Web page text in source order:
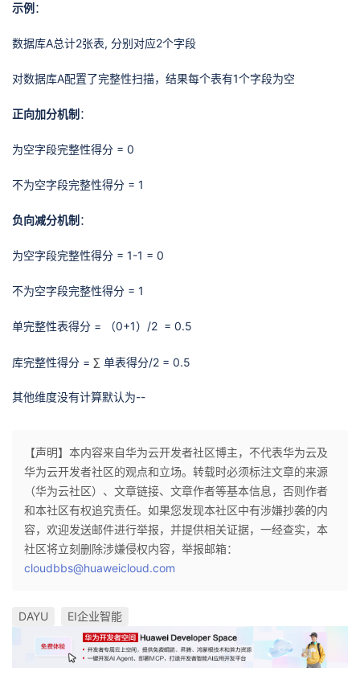
示例 ：
数据库A总计2张表, 分别对应2个字段
对数据库A配置了完整性扫描，结果每个表有1个字段为空
正向加分机制 ：
为空字段完整性得分 = 0
不为空字段完整性得分 = 1
负向减分机制 ：
为空字段完整性得分 = 1-1 = 0
不为空字段完整性得分 = 1
单完整性表得分 = （0+1）/2 = 0.5
库完整性得分 = ∑ 单表得分/2 = 0.5
其他维度没有计算默认为--
【声明】本内容来自华为云开发者社区博主，不代表华为云及
华为云开发者社区的观点和立场。转载时必须标注文章的来源
（华为云社区）、文章链接、文章作者等基本信息，否则作者
和本社区有权追究责任。如果您发现本社区中有涉嫌抄袭的内
容，欢迎发送邮件进行举报，并提供相关证据，一经查实，本
社区将立刻删除涉嫌侵权内容，举报邮箱：
cloudbbs@huaweicloud.com
DAYU EI企业智能